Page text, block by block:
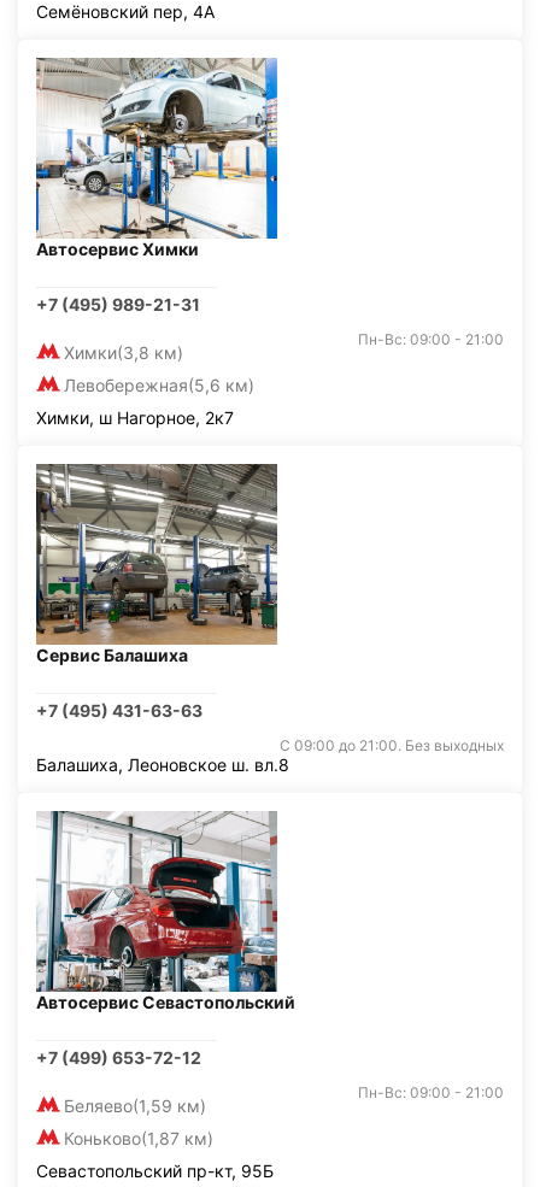
Семёновский пер, 4А
Автосервис Химки
+7 (495) 989-21-31
Химки(3,8 км)
Левобережная(5,6 км)
Пн-Вс: 09:00 - 21:00
Химки, ш Нагорное, 2к7
Сервис Балашиха
+7 (495) 431-63-63
С 09:00 до 21:00. Без выходных
Балашиха, Леоновское ш. вл.8
Автосервис Севастопольский
+7 (499) 653-72-12
Беляево(1,59 км)
Коньково(1,87 км)
Пн-Вс: 09:00 - 21:00
Севастопольский пр-кт, 95Б